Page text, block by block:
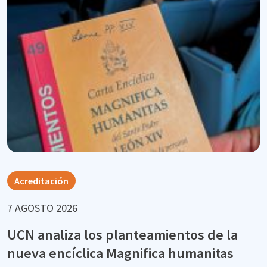
Acreditación
7 AGOSTO 2026
UCN analiza los planteamientos de la
nueva encíclica Magnifica humanitas